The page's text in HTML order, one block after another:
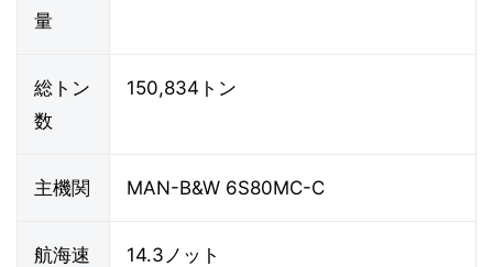
量
総トン
数
150,834トン
主機関 MAN-B&W 6S80MC-C
航海速
14.3ノット